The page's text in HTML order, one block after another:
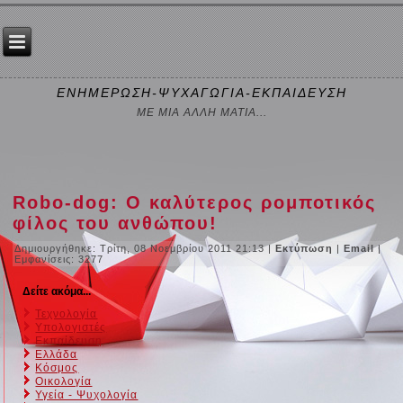
ΕΝΗΜΕΡΩΣΗ-ΨΥΧΑΓΩΓΙΑ-ΕΚΠΑΙΔΕΥΣΗ
ΜΕ ΜΙΑ ΑΛΛΗ ΜΑΤΙΑ...
Robo-dog: Ο καλύτερος ρομποτικός
φίλος του ανθώπου!
Δημιουργήθηκε: Τρίτη, 08 Νοεμβρίου 2011 21:13|Εκτύπωση |Email|
Εμφανίσεις: 3277
Δείτε ακόμα...
Τεχνολογία
Υπολογιστές
Εκπαίδευση
Ελλάδα
Κόσμος
Οικολογία
Υγεία - Ψυχολογία